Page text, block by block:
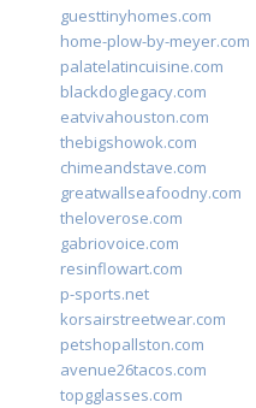
guesttinyhomes.com
home-plow-by-meyer.com
palatelatincuisine.com
blackdoglegacy.com
eatvivahouston.com
thebigshowok.com
chimeandstave.com
greatwallseafoodny.com
theloverose.com
gabriovoice.com
resinflowart.com
p-sports.net
korsairstreetwear.com
petshopallston.com
avenue26tacos.com
topgglasses.com